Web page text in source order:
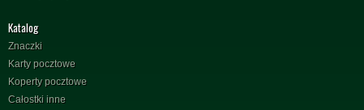
Katalog
Znaczki
Karty pocztowe
Koperty pocztowe
Całostki inne